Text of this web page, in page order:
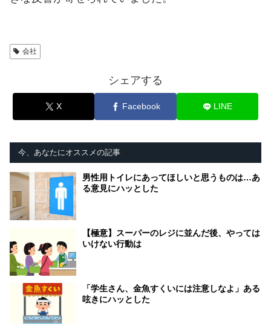
会社
シェアする
X Facebook LINE
今、あなたにオススメの記事
男性用トイレにあってほしいと思うものは…あ
る意見にハッとした
【極意】スーパーのレジに並んだ後、やっては
いけない行動は
「学生さん、金魚すくいには注意しなよ」ある
呟きにハッとした